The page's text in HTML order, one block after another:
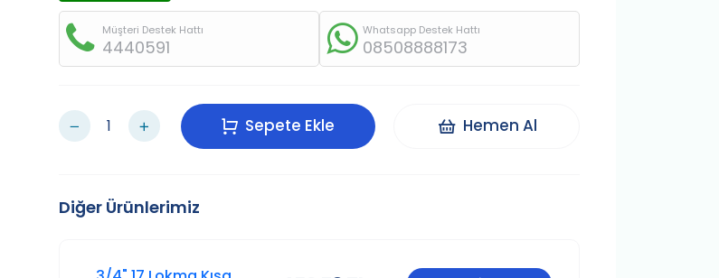
Müşteri Destek Hattı
4440591
Whatsapp Destek Hattı
08508888173
Sepete Ekle Hemen Al
Diğer Ürünlerimiz